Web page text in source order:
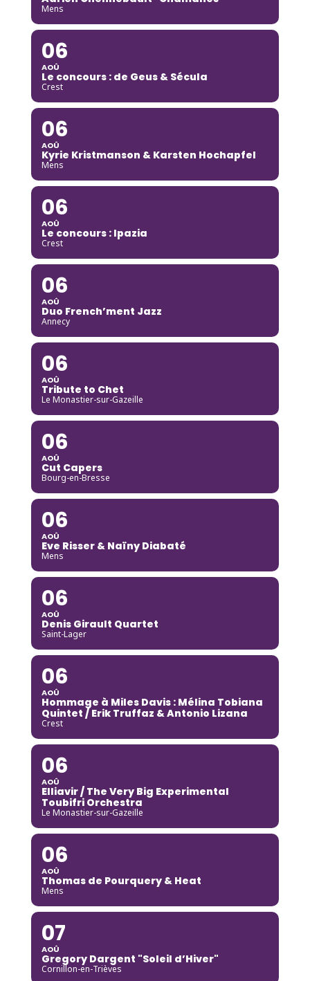
Mens
06
AOÛ
Le concours : de Geus & Sécula
Crest
06
AOÛ
Kyrie Kristmanson & Karsten Hochapfel
Mens
06
AOÛ
Le concours : Ipazia
Crest
06
AOÛ
Duo French’ment Jazz
Annecy
06
AOÛ
Tribute to Chet
Le Monastier-sur-Gazeille
06
AOÛ
Cut Capers
Bourg-en-Bresse
06
AOÛ
Eve Risser & Naïny Diabaté
Mens
06
AOÛ
Denis Girault Quartet
Saint-Lager
06
AOÛ
Hommage à Miles Davis : Mélina Tobiana
Quintet / Erik Truffaz & Antonio Lizana
Crest
06
AOÛ
Elliavir / The Very Big Experimental
Toubifri Orchestra
Le Monastier-sur-Gazeille
06
AOÛ
Thomas de Pourquery & Heat
Mens
07
AOÛ
Gregory Dargent "Soleil d’Hiver"
Cornillon-en-Trièves